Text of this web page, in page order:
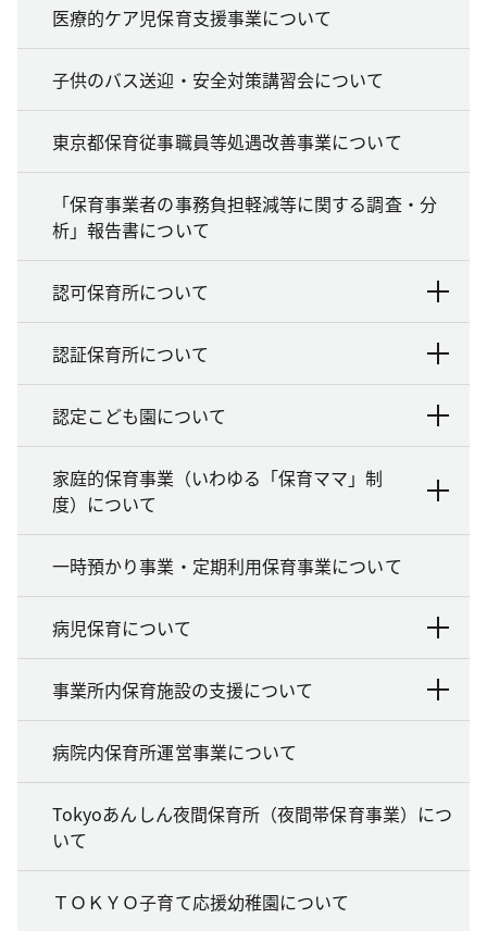
医療的ケア児保育支援事業について
子供のバス送迎・安全対策講習会について
東京都保育従事職員等処遇改善事業について
「保育事業者の事務負担軽減等に関する調査・分
析」報告書について
認可保育所について
認証保育所について
認定こども園について
家庭的保育事業（いわゆる「保育ママ」制
度）について
一時預かり事業・定期利用保育事業について
病児保育について
事業所内保育施設の支援について
病院内保育所運営事業について
Tokyoあんしん夜間保育所（夜間帯保育事業）につ
いて
ＴＯＫＹＯ子育て応援幼稚園について